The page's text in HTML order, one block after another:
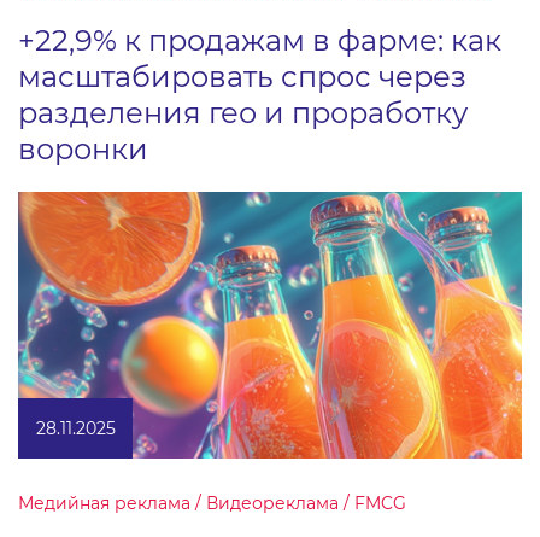
+22,9% к продажам в фарме: как
масштабировать спрос через
разделения гео и проработку
воронки
28.11.2025
Медийная реклама / Видеореклама / FMCG